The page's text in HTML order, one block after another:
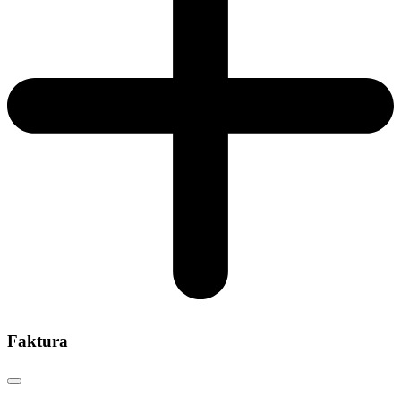
Faktura